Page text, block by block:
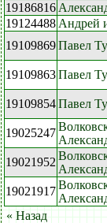
19186816
19124488 Андрей
19109869Павел
19109863Павел
19109854Павел
19025247
19021952
19021917
« Назад